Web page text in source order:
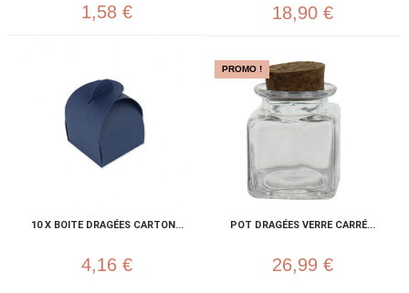
1,58 € 18,90 €
10 X BOITE DRAGÉES CARTON...
4,16 €
POT DRAGÉES VERRE CARRÉ...
PROMO !
26,99 €